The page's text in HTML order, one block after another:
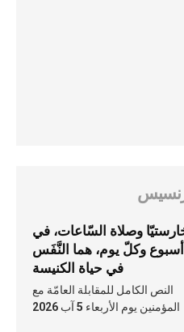
فرنسيس
وصلاة السّاعات، في
وكلّ يوم، هما النَّفَس
في حياة الكنيسة
النص الكامل للمقابلة العامّة مع
المؤمنين يوم الأربعاء 5 آب 2026